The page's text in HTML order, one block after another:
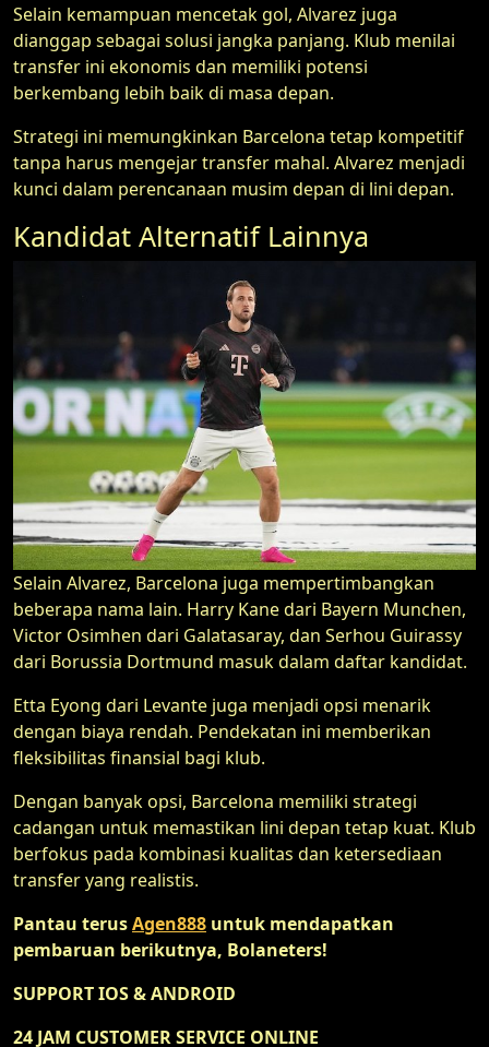
Selain kemampuan mencetak gol, Alvarez juga
dianggap sebagai solusi jangka panjang. Klub menilai
transfer ini ekonomis dan memiliki potensi
berkembang lebih baik di masa depan.
Strategi ini memungkinkan Barcelona tetap kompetitif
tanpa harus mengejar transfer mahal. Alvarez menjadi
kunci dalam perencanaan musim depan di lini depan.
Kandidat Alternatif Lainnya
Selain Alvarez, Barcelona juga mempertimbangkan
beberapa nama lain. Harry Kane dari Bayern Munchen,
Victor Osimhen dari Galatasaray, dan Serhou Guirassy
dari Borussia Dortmund masuk dalam daftar kandidat.
Etta Eyong dari Levante juga menjadi opsi menarik
dengan biaya rendah. Pendekatan ini memberikan
fleksibilitas finansial bagi klub.
Dengan banyak opsi, Barcelona memiliki strategi
cadangan untuk memastikan lini depan tetap kuat. Klub
berfokus pada kombinasi kualitas dan ketersediaan
transfer yang realistis.
Pantau terusAgen888 untuk mendapatkan
pembaruan berikutnya, Bolaneters!
SUPPORT IOS & ANDROID
24 JAM CUSTOMER SERVICE ONLINE